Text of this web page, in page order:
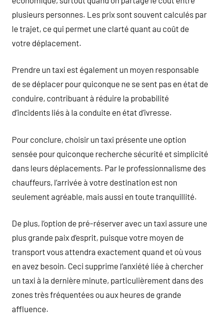
plusieurs personnes. Les prix sont souvent calculés par
le trajet, ce qui permet une clarté quant au coût de
votre déplacement.
Prendre un taxi est également un moyen responsable
de se déplacer pour quiconque ne se sent pas en état de
conduire, contribuant à réduire la probabilité
d’incidents liés à la conduite en état d’ivresse.
Pour conclure, choisir un taxi présente une option
sensée pour quiconque recherche sécurité et simplicité
dans leurs déplacements. Par le professionnalisme des
chauffeurs, l’arrivée à votre destination est non
seulement agréable, mais aussi en toute tranquillité.
De plus, l’option de pré-réserver avec un taxi assure une
plus grande paix d’esprit, puisque votre moyen de
transport vous attendra exactement quand et où vous
en avez besoin. Ceci supprime l’anxiété liée à chercher
un taxi à la dernière minute, particulièrement dans des
zones très fréquentées ou aux heures de grande
affluence.